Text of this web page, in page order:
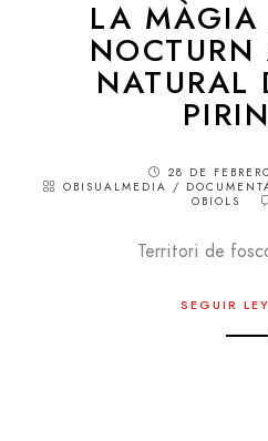
LA MÀGIA
NOCTURN
NATURAL
28 DE
OBISUALMEDIA /
OBIOLS
Territori de
SEGUIR